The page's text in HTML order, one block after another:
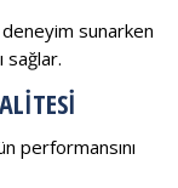
sunarken
sağlar.
performansını